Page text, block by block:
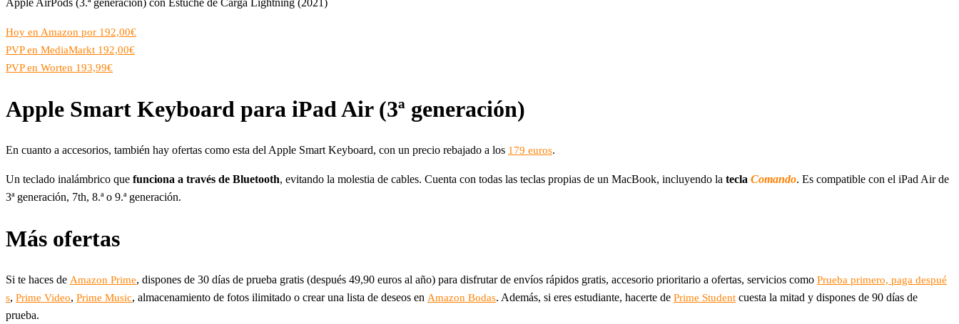
Apple AirPods (3.ª generación) con Estuche de Carga Lightning (2021)
Hoy en Amazon por 192,00€
PVP en MediaMarkt 192,00€
PVP en Worten 193,99€
Apple Smart Keyboard para iPad Air (3ª generación)
En cuanto a accesorios, también hay ofertas como esta del Apple Smart Keyboard, con un precio rebajado a los 179 euros.
Un teclado inalámbrico que funciona a través de Bluetooth, evitando la molestia de cables. Cuenta con todas las teclas propias de un MacBook, incluyendo la tecla Comando. Es compatible con el iPad Air de
3ª generación, 7th, 8.ª o 9.ª generación.
Más ofertas
Si te haces de Amazon Prime, dispones de 30 días de prueba gratis (después 49,90 euros al año) para disfrutar de envíos rápidos gratis, accesorio prioritario a ofertas, servicios como Prueba primero, paga despué
s, Prime Video, Prime Music, almacenamiento de fotos ilimitado o crear una lista de deseos en Amazon Bodas. Además, si eres estudiante, hacerte de Prime Student cuesta la mitad y dispones de 90 días de
prueba.